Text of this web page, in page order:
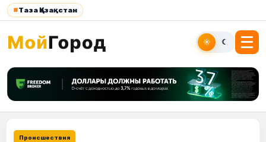
#Таза Қазақстан
☀ ☾
Происшествия